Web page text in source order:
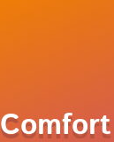
Comfort